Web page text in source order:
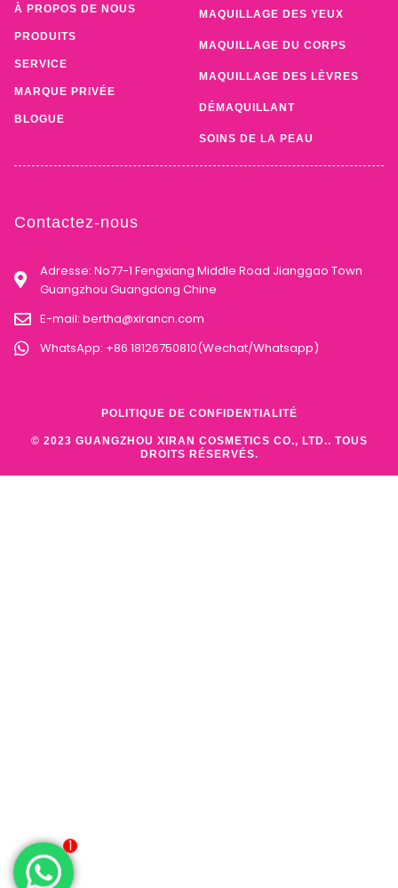
À PROPOS DE NOUS
PRODUITS
SERVICE
MARQUE PRIVÉE
BLOGUE
MAQUILLAGE DES YEUX
MAQUILLAGE DU CORPS
MAQUILLAGE DES LÈVRES
DÉMAQUILLANT
SOINS DE LA PEAU
Contactez-nous
Adresse: No77-1 Fengxiang Middle Road Jianggao Town
Guangzhou Guangdong Chine
E-mail: bertha@xirancn.com
WhatsApp: +86 18126750810(Wechat/Whatsapp)
© 2023 GUANGZHOU XIRAN COSMETICS CO., LTD.. TOUS
DROITS RÉSERVÉS.
POLITIQUE DE CONFIDENTIALITÉ